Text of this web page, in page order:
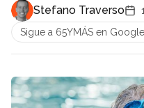
Stefano Traverso
Sigue a 65YMÁS en Google